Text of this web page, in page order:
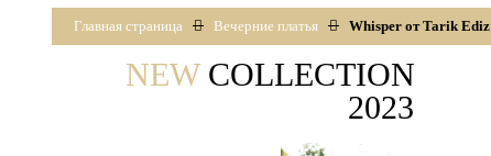
Главная страница Вечерние платья Whisper от Tarik Ediz
NEWCOLLECTION
2023